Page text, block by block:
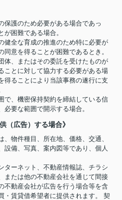
護のため必要がある場合であっ
が困難である場合。
健全な育成の推進のため特に必要が
意を得ることが困難であるとき。
体、またはその委託を受けたものが
ことに対して協力する必要がある場
得ることにより当該事務の遂行に支
で、機密保持契約を締結している信
要な範囲で開示する場合。
（広告）する場合》
物件種目、所在地、価格、交通、
設備、写真、案内図等であり、個人
ーネット、不動産情報誌、チラシ
または他の不動産会社を通じて間接
不動産会社が広告を行う場合等を含
・賃貸借希望者に提供されます。 契